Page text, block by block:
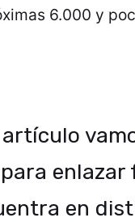
6.000 y
artículo
en